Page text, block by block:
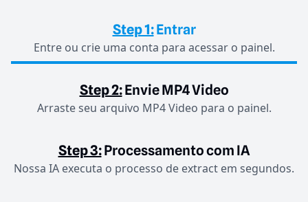
Step 1:Entrar
Entre ou crie uma conta para acessar o painel.
Step 2:Envie MP4 Video
Arraste seu arquivo MP4 Video para o painel.
Step 3:Processamento com IA
Nossa IA executa o processo de extract em segundos.